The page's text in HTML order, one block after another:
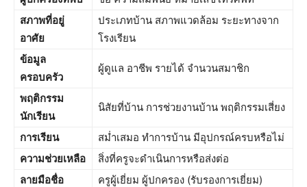
สภาพที่อยู่
อาศัย
ประเภทบ้าน สภาพแวดล้อม ระยะทางจาก
โรงเรียน
ข้อมูล
ครอบครัว
ผู้ดูแล อาชีพ รายได้ จำนวนสมาชิก
พฤติกรรม
นักเรียน
นิสัยที่บ้าน การช่วยงานบ้าน พฤติกรรมเสี่ยง
การเรียน
สม่ำเสมอ ทำการบ้าน มีอุปกรณ์ครบหรือไม่
ความช่วยเหลือ
สิ่งที่ครูจะดำเนินการหรือส่งต่อ
ลายมือชื่อ
ครูผู้เยี่ยม ผู้ปกครอง (รับรองการเยี่ยม)